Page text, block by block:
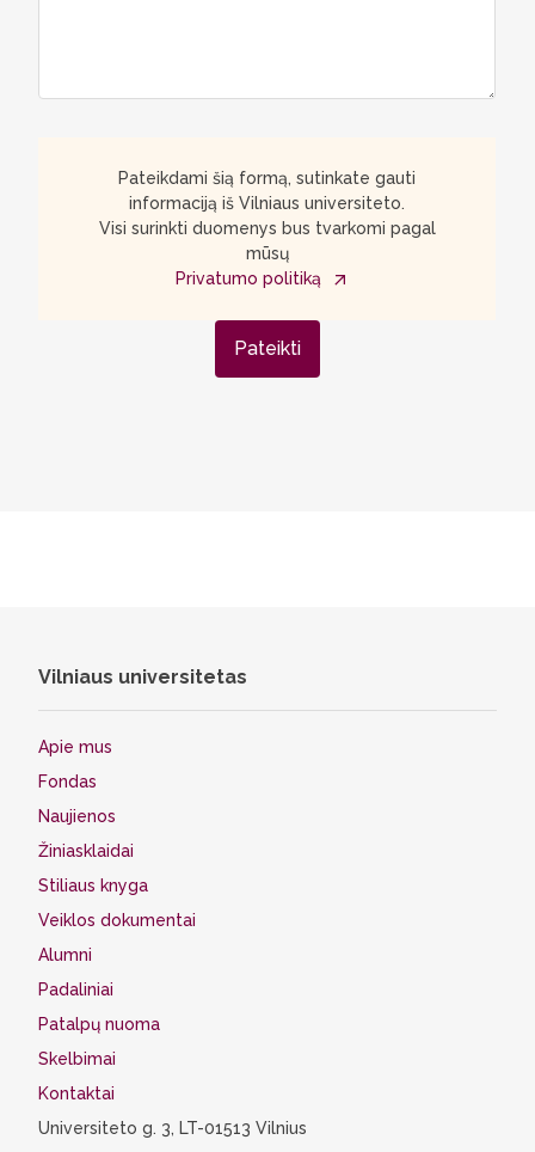
Pateikdami šią formą, sutinkate gauti
informaciją iš Vilniaus universiteto.
Visi surinkti duomenys bus tvarkomi pagal
mūsų
Privatumo politiką
Pateikti
Vilniaus universitetas
Apie mus
Fondas
Naujienos
Žiniasklaidai
Stiliaus knyga
Veiklos dokumentai
Alumni
Padaliniai
Patalpų nuoma
Skelbimai
Kontaktai
Universiteto g. 3, LT-01513 Vilnius